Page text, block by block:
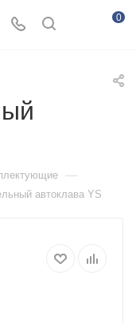
0
—
автоклава YS